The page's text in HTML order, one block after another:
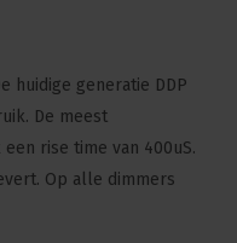
huidige generatie DDP
De meest
rise time van 400uS.
Op alle dimmers